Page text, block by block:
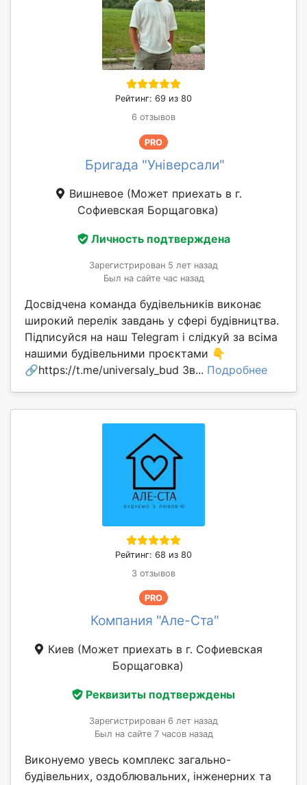
Рейтинг: 69 из 80
6 отзывов
PRO
Бригада "Універсали"
Вишневое (Может приехать в г.
Софиевская Борщаговка)
Личность подтверждена
Зарегистрирован 5 лет назад
Был на сайте час назад
Досвідчена команда будівельників виконає
широкий перелік завдань у сфері будівництва.
Підписуйся на наш Telegram і слідкуй за всіма
нашими будівельними проєктами 👇
🔗https://t.me/universaly_bud Зв... Подробнее
Рейтинг: 68 из 80
3 отзывов
PRO
Компания "Але-Ста"
Киев (Может приехать в г. Софиевская
Борщаговка)
Реквизиты подтверждены
Зарегистрирован 6 лет назад
Был на сайте 7 часов назад
Виконуемо увесь комплекс загально-
будівельних, оздоблювальних, інженерних та